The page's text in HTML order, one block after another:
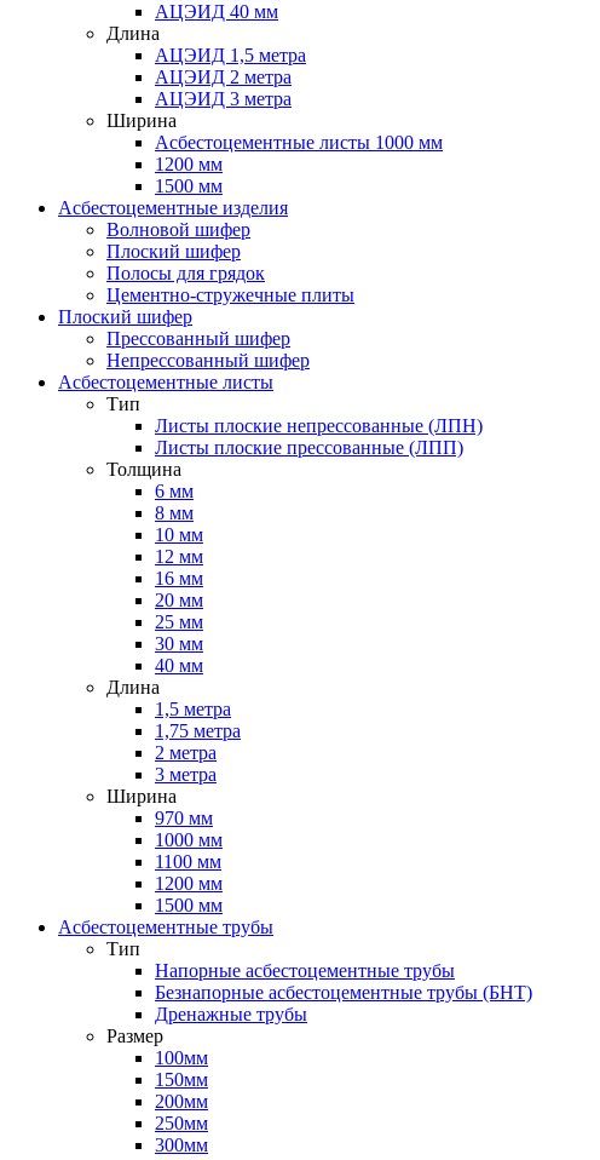
АЦЭИД 40 мм
Длина
АЦЭИД 1,5 метра
АЦЭИД 2 метра
АЦЭИД 3 метра
Ширина
Асбестоцементные листы 1000 мм
1200 мм
1500 мм
Асбестоцементные изделия
Волновой шифер
Плоский шифер
Полосы для грядок
Цементно-стружечные плиты
Плоский шифер
Прессованный шифер
Непрессованный шифер
Асбестоцементные листы
Тип
Листы плоские непрессованные (ЛПН)
Листы плоские прессованные (ЛПП)
Толщина
6 мм
8 мм
10 мм
12 мм
16 мм
20 мм
25 мм
30 мм
40 мм
Длина
1,5 метра
1,75 метра
2 метра
3 метра
Ширина
970 мм
1000 мм
1100 мм
1200 мм
1500 мм
Асбестоцементные трубы
Тип
Напорные асбестоцементные трубы
Безнапорные асбестоцементные трубы (БНТ)
Дренажные трубы
Размер
100мм
150мм
200мм
250мм
300мм